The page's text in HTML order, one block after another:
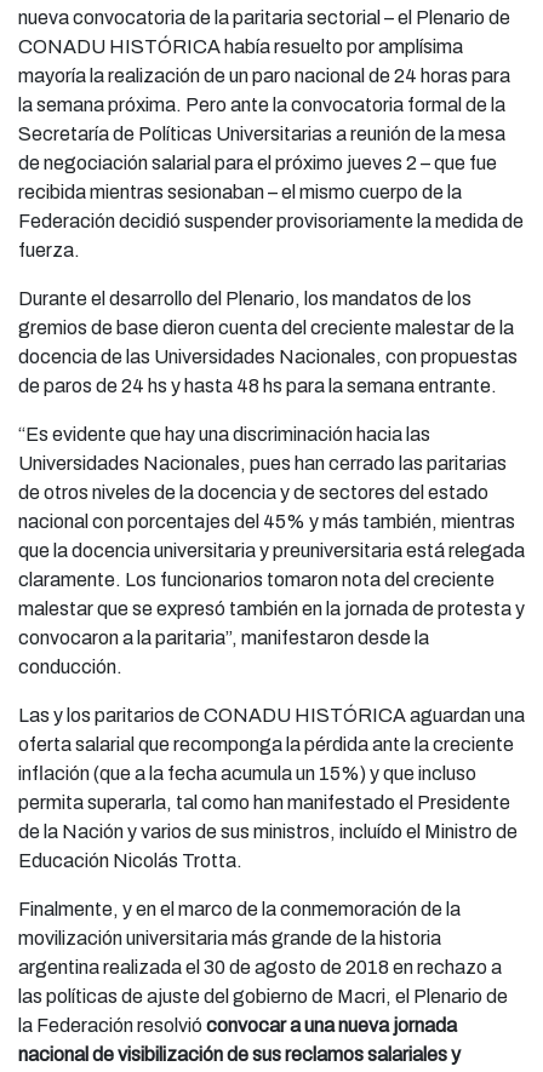
nueva convocatoria de la paritaria sectorial – el Plenario de
CONADU HISTÓRICA había resuelto por amplísima
mayoría la realización de un paro nacional de 24 horas para
la semana próxima. Pero ante la convocatoria formal de la
Secretaría de Políticas Universitarias a reunión de la mesa
de negociación salarial para el próximo jueves 2 – que fue
recibida mientras sesionaban – el mismo cuerpo de la
Federación decidió suspender provisoriamente la medida de
fuerza.
Durante el desarrollo del Plenario, los mandatos de los
gremios de base dieron cuenta del creciente malestar de la
docencia de las Universidades Nacionales, con propuestas
de paros de 24 hs y hasta 48 hs para la semana entrante.
“Es evidente que hay una discriminación hacia las
Universidades Nacionales, pues han cerrado las paritarias
de otros niveles de la docencia y de sectores del estado
nacional con porcentajes del 45% y más también, mientras
que la docencia universitaria y preuniversitaria está relegada
claramente. Los funcionarios tomaron nota del creciente
malestar que se expresó también en la jornada de protesta y
convocaron a la paritaria”, manifestaron desde la
conducción.
Las y los paritarios de CONADU HISTÓRICA aguardan una
oferta salarial que recomponga la pérdida ante la creciente
inflación (que a la fecha acumula un 15%) y que incluso
permita superarla, tal como han manifestado el Presidente
de la Nación y varios de sus ministros, incluído el Ministro de
Educación Nicolás Trotta.
Finalmente, y en el marco de la conmemoración de la
movilización universitaria más grande de la historia
argentina realizada el 30 de agosto de 2018 en rechazo a
las políticas de ajuste del gobierno de Macri, el Plenario de
la Federación resolvió convocar a una nueva jornada
nacional de visibilización de sus reclamos salariales y